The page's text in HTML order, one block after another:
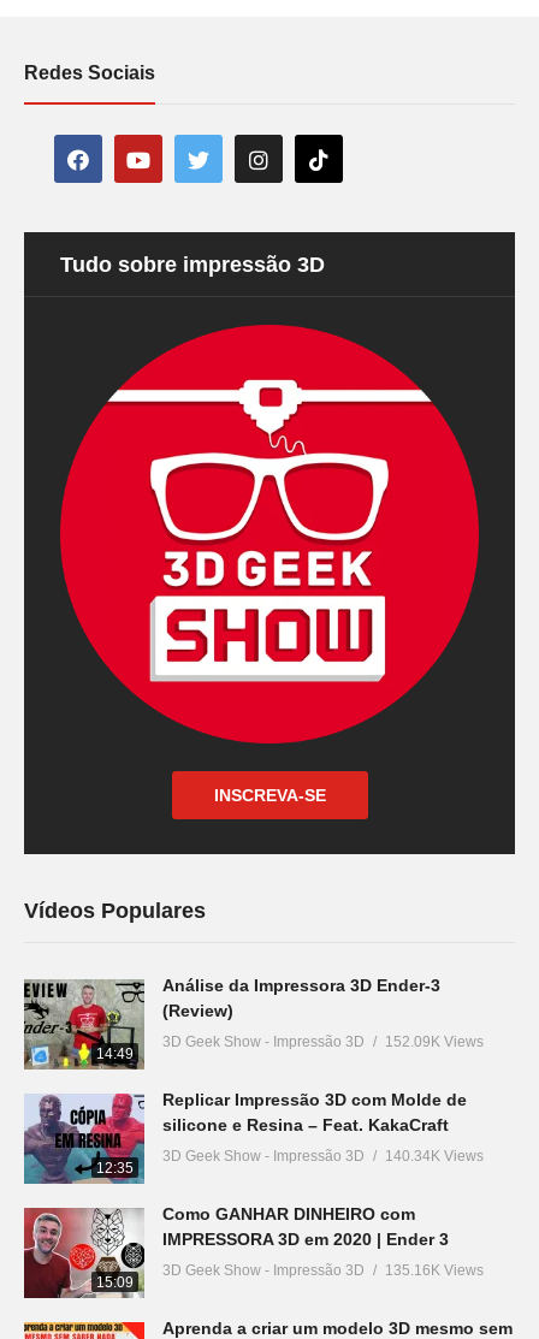
Redes Sociais
Tudo sobre impressão 3D
INSCREVA-SE
Vídeos Populares
14:49
Análise da Impressora 3D Ender-3
(Review)
3D Geek Show - Impressão 3D 152.09K Views
12:35
Replicar Impressão 3D com Molde de
silicone e Resina – Feat. KakaCraft
3D Geek Show - Impressão 3D 140.34K Views
15:09
Como GANHAR DINHEIRO com
IMPRESSORA 3D em 2020 | Ender 3
3D Geek Show - Impressão 3D 135.16K Views
Aprenda a criar um modelo 3D mesmo sem